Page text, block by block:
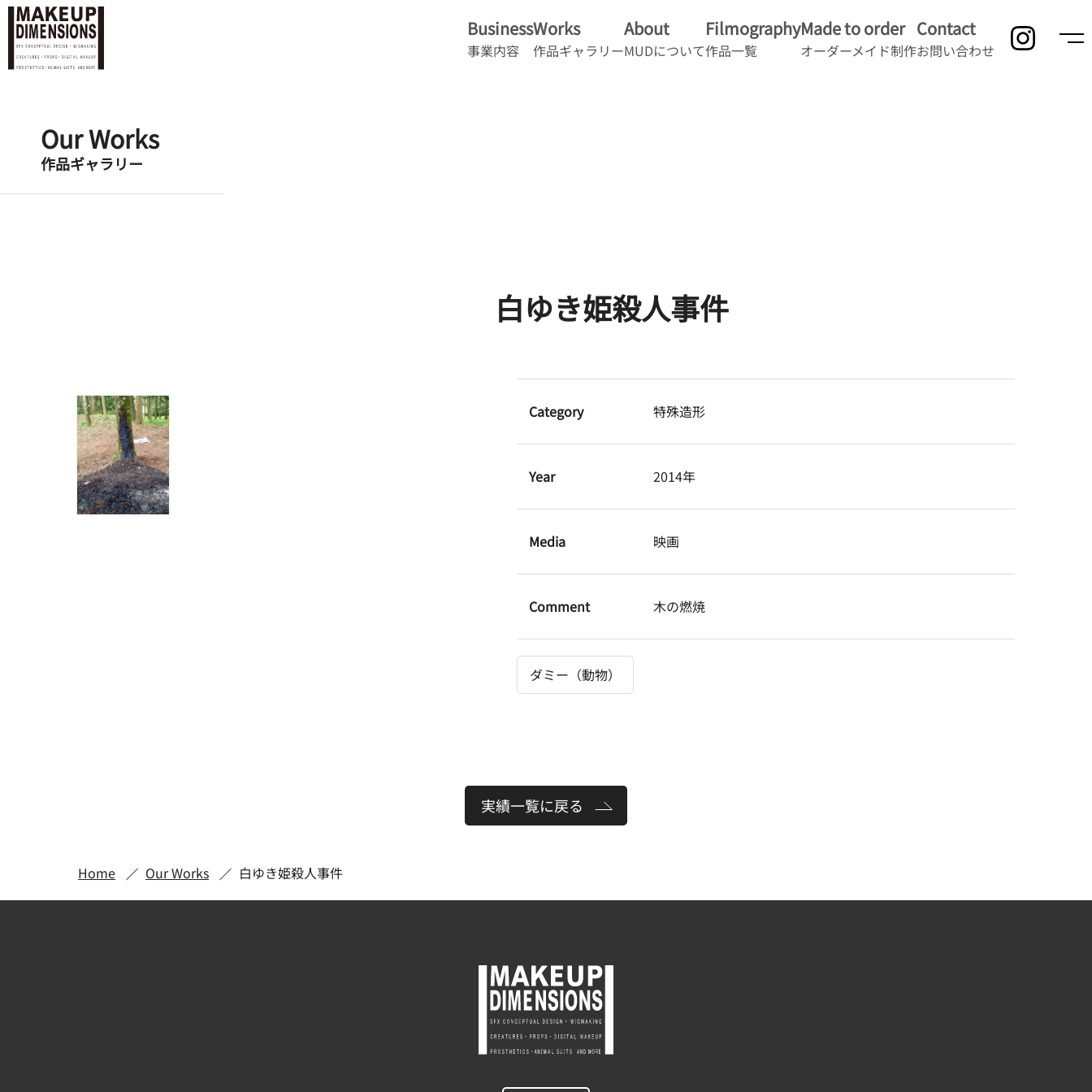
Business
事業内容
Works
作品ギャラリー
About
MUDについて
Filmography
作品一覧
Made to order
オーダーメイド制作
Contact
お問い合わせ
Our Works
作品ギャラリー
白ゆき姫殺人事件
Category 特殊造形
Year 2014年
Media 映画
Comment 木の燃焼
ダミー（動物）
実績一覧に戻る
Home Our Works 白ゆき姫殺人事件